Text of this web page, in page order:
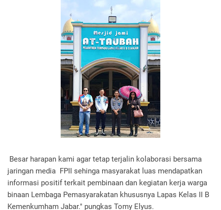
Besar harapan kami agar tetap terjalin kolaborasi bersama
jaringan media FPII sehinga masyarakat luas mendapatkan
informasi positif terkait pembinaan dan kegiatan kerja warga
binaan Lembaga Pemasyarakatan khususnya Lapas Kelas II B
Kemenkumham Jabar." pungkas Tomy Elyus.